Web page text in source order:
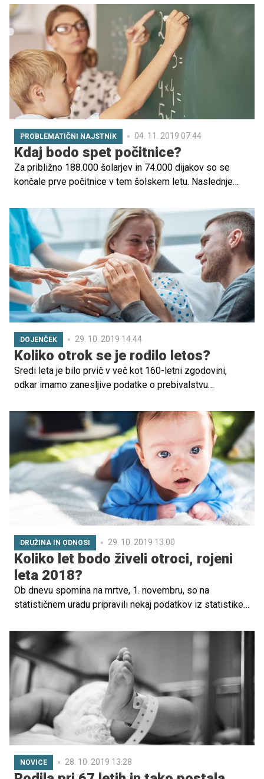
poudarjanju pomena preventivnih dejavnosti na področju
preprečevanja in zmanjševanja zasvojenosti, tudi s
sodobnimi tehnologijami predvsem pri mladostnikih.
PROBLEMATIČNI NAJSTNIK 04. 11. 2019 07.44
Kdaj bodo spet počitnice?
Za približno 188.000 šolarjev in 74.000 dijakov so se
končale prve počitnice v tem šolskem letu. Naslednje
božičnimi in novoletnimi prazniki bodo prosti kar od 25.
decembra do 5. januarja, pri čemer jim petka, 3. januarja,
ne bo treba nadomeščati.
DOJENČEK 29. 10. 2019 14.44
Koliko otrok se je rodilo letos?
Sredi leta je bilo prvič v več kot 160-letni zgodovini,
odkar imamo zanesljive podatke o prebivalstvu
več moških kot žensk. Prebivalstvo Slovenije je tako 1.
julija 2019 sestavljalo 1.045.835 moških in 1.043.475
žensk, so zapisali v Statističnem uradu RS (Surs).
DRUŽINA IN ODNOSI 29. 10. 2019 13.00
Koliko let bodo živeli otroci, rojeni
leta 2018?
Ob dnevu spomina na mrtve, 1. novembru, so na
statističnem uradu pripravili nekaj podatkov iz statistike
umrlo več kot 20.000 prebivalcev, število umrlih pa je
preseglo število rojstev. Povprečna starost umrlih je bila
za skoraj devet let višja kot pri umrlih pred 30 leti.
NOVICE 28. 10. 2019 13.28